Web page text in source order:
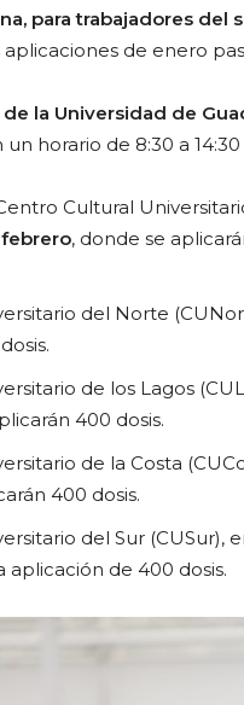
para trabajadores del
aplicaciones de enero
la Universidad de
horario de 8:30 a 14:30
Cultural
, donde se
del Norte
de los Lagos
400 dosis.
de la Costa
400 dosis.
del Sur (CUSur),
aplicación de 400 dosis.